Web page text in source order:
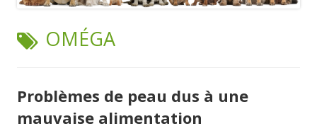
TAG:
OMÉGA
Problèmes de peau dus à une
mauvaise alimentation